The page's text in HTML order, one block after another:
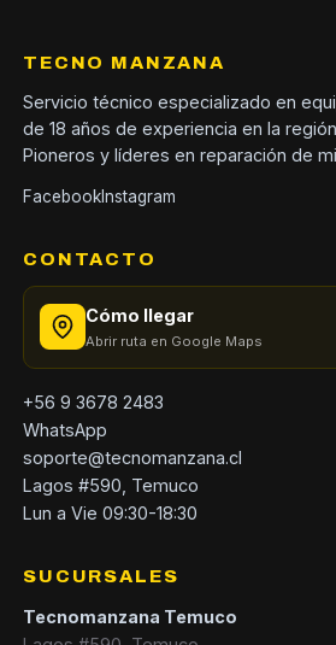
TECNO MANZANA
Servicio técnico especializado en
de 18 años de experiencia en la
Pioneros y líderes en reparación de
FacebookInstagram
CONTACTO
Cómo llegar
Abrir ruta en Google Maps
+56 9 3678 2483
WhatsApp
soporte@tecnomanzana.cl
Lagos #590, Temuco
Lun a Vie 09:30-18:30
SUCURSALES
Tecnomanzana Temuco